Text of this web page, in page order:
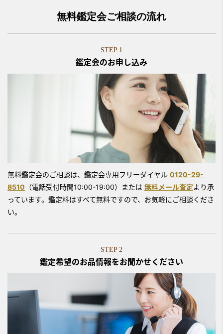
無料鑑定会ご相談の流れ
STEP 1
鑑定会のお申し込み
無料鑑定会のご相談は、鑑定会専用フリーダイヤル 0120-29-
8510 （電話受付時間10:00-19:00）または 無料メール査定より承
っています。鑑定料はすべて無料ですので、お気軽にご相談くださ
い。
STEP 2
鑑定希望のお品情報をお聞かせください